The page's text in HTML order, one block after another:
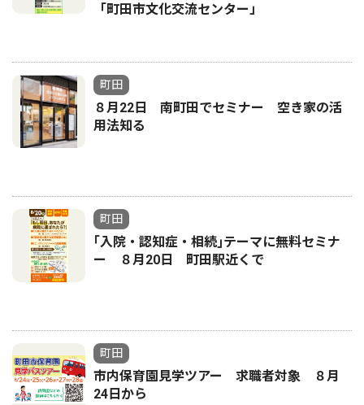
「町田市文化交流センター」
町田
８月22日 南町田でセミナー 空き家の活
用法知る
町田
｢入院・認知症・相続｣テーマに無料セミナ
ー ８月20日 町田駅近くで
町田
市内保育園見学ツアー 求職者対象 ８月
24日から